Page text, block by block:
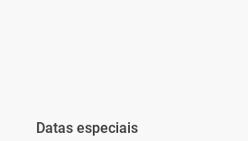
Datas especiais